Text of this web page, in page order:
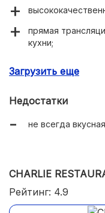
прямая
кухни;
Загрузить еще
Недостатки
не всегда
CHARLIE
Рейтинг: 4.9